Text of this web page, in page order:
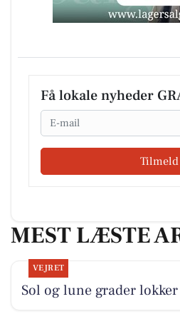
Få lokale nyheder
Email
Tilmeld
MEST LÆSTE
VEJRET
Sol og lune grader